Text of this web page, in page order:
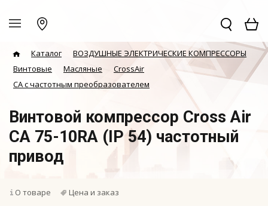
Каталог
ВОЗДУШНЫЕ ЭЛЕКТРИЧЕСКИЕ КОМПРЕССОРЫ
Винтовые
Масляные
CrossAir
CA с частотным преобразователем
Винтовой компрессор Cross Air
CA 75-10RA (IP 54) частотный
привод
О товаре Цена и заказ